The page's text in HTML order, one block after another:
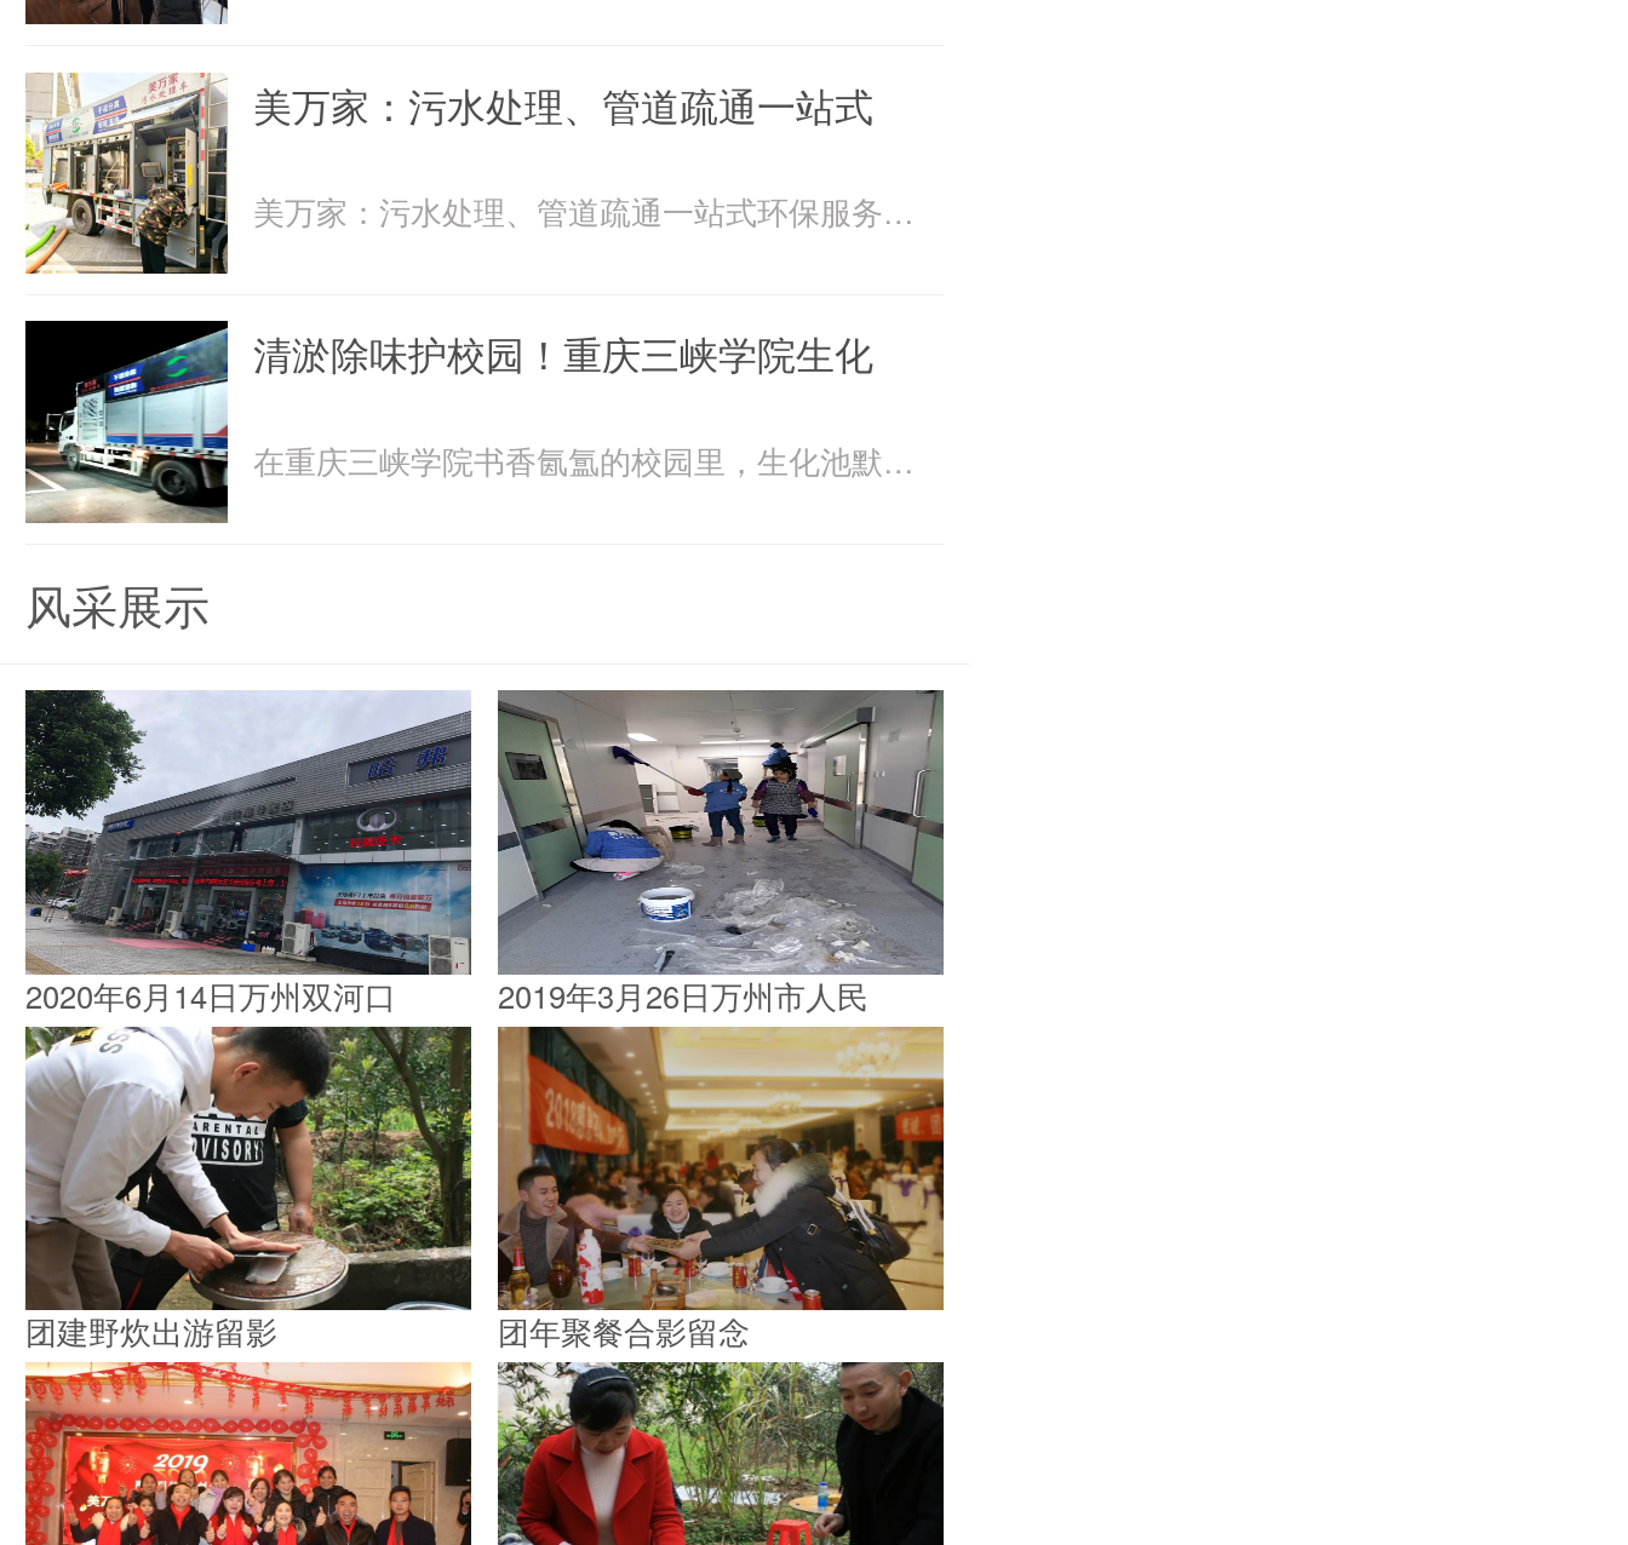
美万家：污水处理、管道疏通一站式
美万家：污水处理、管道疏通一站式环保服务美万家公司，
清淤除味护校园！重庆三峡学院生化
在重庆三峡学院书香氤氲的校园里，生化池默默承载着污水
风采展示
2020年6月14日万州双河口 2019年3月26日万州市人民
团建野炊出游留影 团年聚餐合影留念